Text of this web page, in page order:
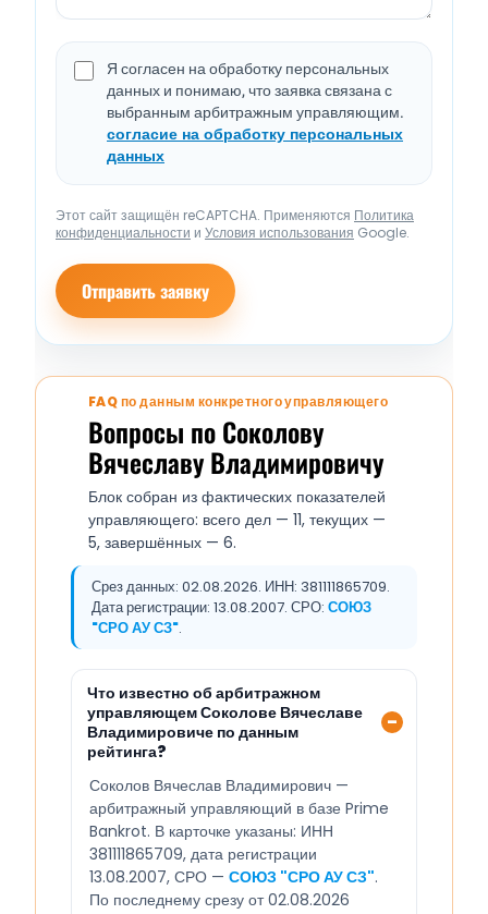
Я согласен на обработку персональных
данных и понимаю, что заявка связана с
выбранным арбитражным управляющим.
согласие на обработку персональных
данных
Этот сайт защищён reCAPTCHA. Применяются Политика
конфиденциальности и Условия использования Google.
Отправить заявку
FAQ по данным конкретного управляющего
Вопросы по Соколову
Вячеславу Владимировичу
Блок собран из фактических показателей
управляющего: всего дел — 11, текущих —
5, завершённых — 6.
Срез данных: 02.08.2026. ИНН: 381111865709.
Дата регистрации: 13.08.2007. СРО: СОЮЗ
"СРО АУ СЗ".
Что известно об арбитражном
управляющем Соколове Вячеславе
Владимировиче по данным
рейтинга?
Соколов Вячеслав Владимирович —
арбитражный управляющий в базе Prime
Bankrot. В карточке указаны: ИНН
381111865709, дата регистрации
13.08.2007, СРО — СОЮЗ "СРО АУ СЗ".
По последнему срезу от 02.08.2026